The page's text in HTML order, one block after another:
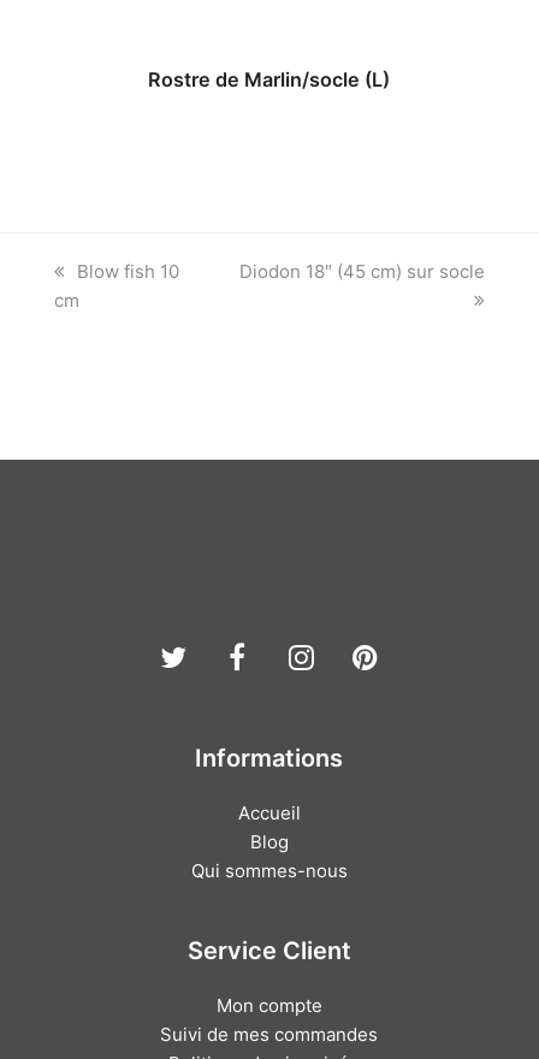
Rostre de Marlin/socle (L)
previous
post:
Blow fish 10
cm
next
Diodon 18″ (45 cm) sur socle
TwitterFacebook
Instagram
Pinterest
Informations
Accueil
Blog
Qui sommes-nous
Service Client
Mon compte
Suivi de mes commandes